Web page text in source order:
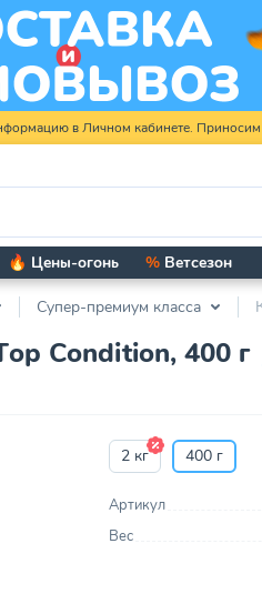
в Личном кабинете.
🔥 Цены-огонь % Ветсезон
Супер-премиум класса
Сondition, 400 г
2 кг 400 г
Артикул
Вес